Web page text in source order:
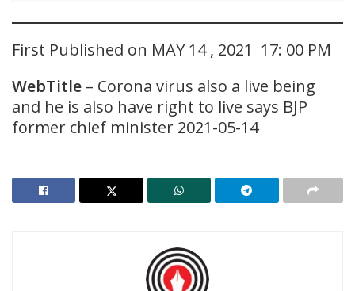
First Published on MAY 14 , 2021 17: 00 PM
WebTitle – Corona virus also a live being
and he is also have right to live says BJP
former chief minister 2021-05-14